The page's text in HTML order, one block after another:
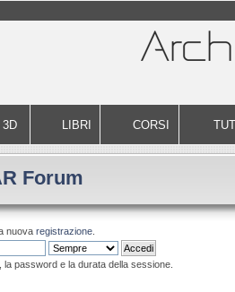
LIBRI CORSI
Forum
nuova registrazione.
la password e la durata della sessione.